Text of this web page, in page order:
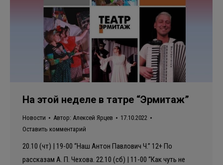
На этой неделе в татре “Эрмитаж”
Новости Автор: Алексей Ярцев
17.10.2022
Оставить комментарий
20.10 (чт) | 19-00 “Наш Антон Павлович Ч.” 12+ По
рассказам А. П. Чехова. 22.10 (сб) | 11-00 “Как чуть не